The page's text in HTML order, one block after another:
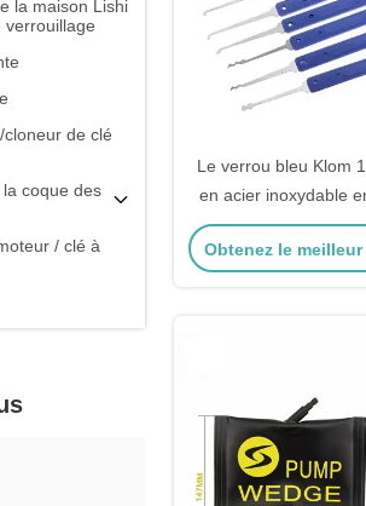
la maison Lishi
verrouillage
de clé
coque des
/ clé à
Le verrou bleu Klom
en acier inoxydable
de verrouilleur d'
de serrurerie
Obtenez le